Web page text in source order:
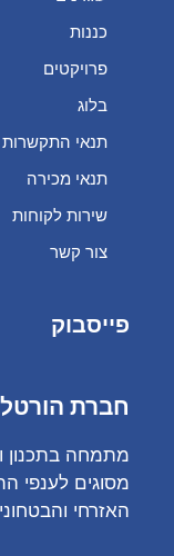
כננות
פרויקטים
בלוג
תנאי התקשרות
תנאי מכירה
שירות לקוחות
צור קשר
פייסבוק
חברת הורטל
מתמחה בתכנון
מסוגים לענפי
האזרחי